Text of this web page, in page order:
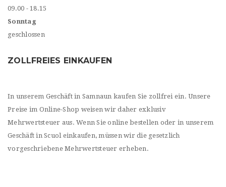
09.00 - 18.15
Sonntag
geschlossen
ZOLLFREIES EINKAUFEN
In unserem Geschäft in Samnaun kaufen Sie zollfrei ein. Unsere
Preise im Online-Shop weisen wir daher exklusiv
Mehrwertsteuer aus. Wenn Sie online bestellen oder in unserem
Geschäft in Scuol einkaufen, müssen wir die gesetzlich
vorgeschriebene Mehrwertsteuer erheben.